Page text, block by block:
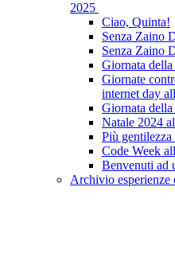
2025
Ciao, Quinta!
Senza Zaino
Senza Zaino
Giornata
Giornate
internet day
Giornata
Natale 2024
Più
Code Week
Benvenuti ad
Archivio esperienze